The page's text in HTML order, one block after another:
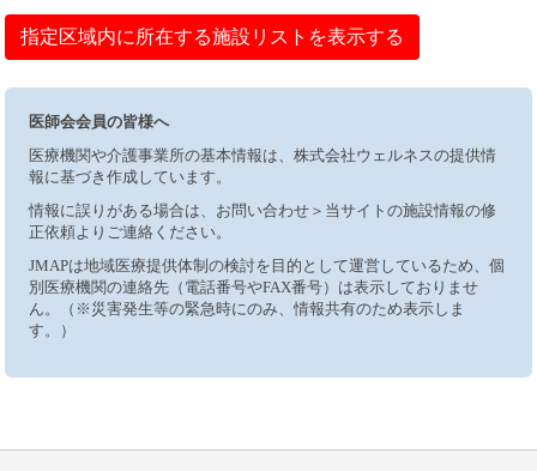
指定区域内に所在する施設リストを表示する
医師会会員の皆様へ
医療機関や介護事業所の基本情報は、株式会社ウェルネスの提供情
報に基づき作成しています。
情報に誤りがある場合は、お問い合わせ＞当サイトの施設情報の修
正依頼よりご連絡ください。
JMAPは地域医療提供体制の検討を目的として運営しているため、個
別医療機関の連絡先（電話番号やFAX番号）は表示しておりませ
ん。（※災害発生等の緊急時にのみ、情報共有のため表示しま
す。）